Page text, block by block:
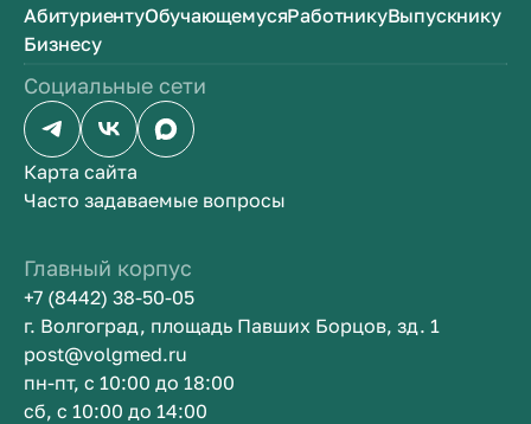
АбитуриентуОбучающемусяРаботникуВыпускнику
Бизнесу
Социальные сети
Карта сайта
Часто задаваемые вопросы
Главный корпус
+7 (8442) 38-50-05
г. Волгоград, площадь Павших Борцов, зд. 1
post@volgmed.ru
пн-пт, с 10:00 до 18:00
сб, с 10:00 до 14:00